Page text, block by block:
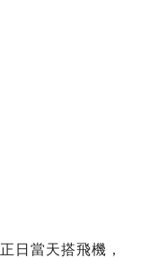
日當天搭飛機，